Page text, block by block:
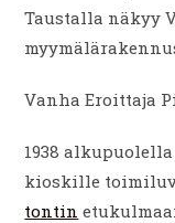
Taustalla näkyy
Vanha Eroittaja
1938 alkupuolella
kioskille
tontin